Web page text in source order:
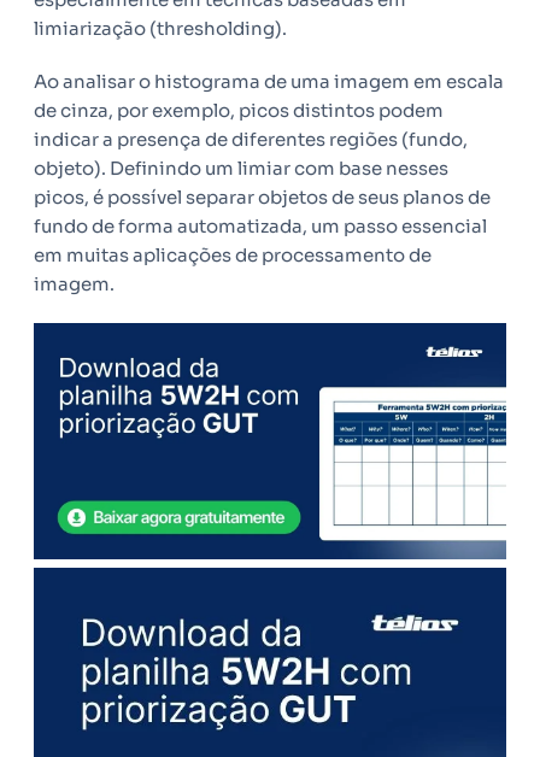
limiarização (thresholding).
Ao analisar o histograma de uma imagem em escala
de cinza, por exemplo, picos distintos podem
indicar a presença de diferentes regiões (fundo,
objeto). Definindo um limiar com base nesses
picos, é possível separar objetos de seus planos de
fundo de forma automatizada, um passo essencial
em muitas aplicações de processamento de
imagem.